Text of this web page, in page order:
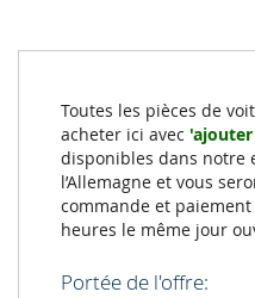
Toutes les pièces de
acheter ici avec
disponibles dans notre
l’Allemagne et vous
commande et
heures le même jour
Portée de l'offre: